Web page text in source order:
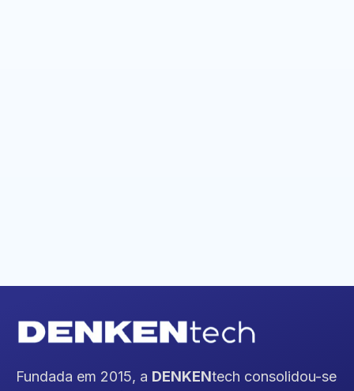
Fundada em 2015, a DENKENtech consolidou-se